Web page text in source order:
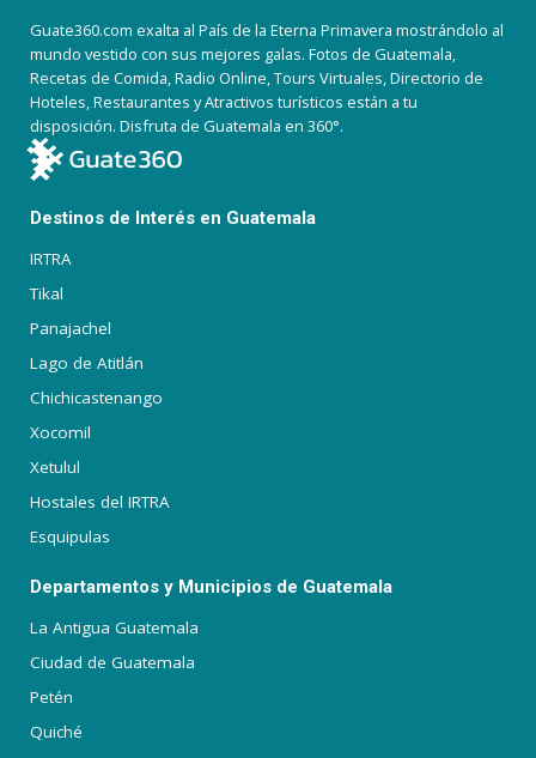
Guate360.com exalta al País de la Eterna Primavera mostrándolo al
mundo vestido con sus mejores galas. Fotos de Guatemala,
Recetas de Comida, Radio Online, Tours Virtuales, Directorio de
Hoteles, Restaurantes y Atractivos turísticos están a tu
disposición. Disfruta de Guatemala en 360°.
Destinos de Interés en Guatemala
IRTRA
Tikal
Panajachel
Lago de Atitlán
Chichicastenango
Xocomil
Xetulul
Hostales del IRTRA
Esquipulas
Departamentos y Municipios de Guatemala
La Antigua Guatemala
Ciudad de Guatemala
Petén
Quiché